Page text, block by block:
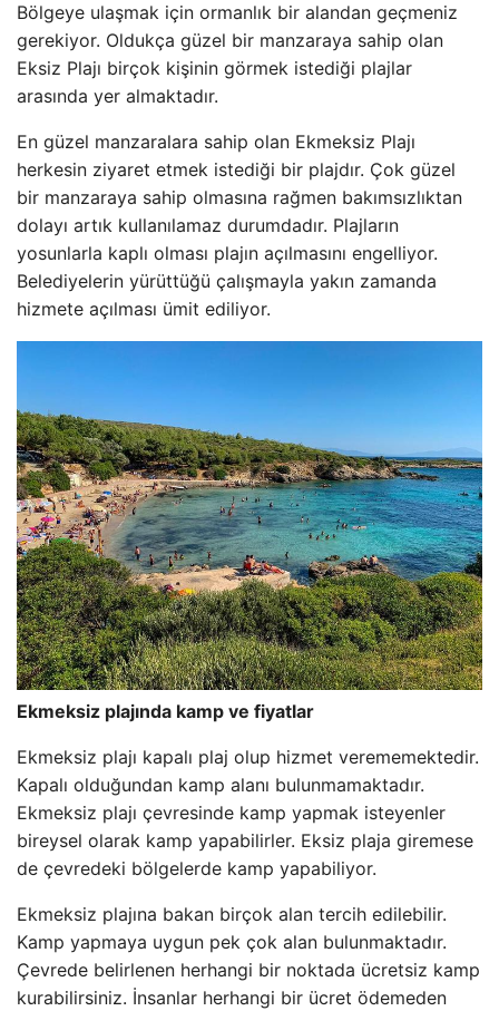
Bölgeye ulaşmak için ormanlık bir alandan geçmeniz
gerekiyor. Oldukça güzel bir manzaraya sahip olan
Eksiz Plajı birçok kişinin görmek istediği plajlar
arasında yer almaktadır.
En güzel manzaralara sahip olan Ekmeksiz Plajı
herkesin ziyaret etmek istediği bir plajdır. Çok güzel
bir manzaraya sahip olmasına rağmen bakımsızlıktan
dolayı artık kullanılamaz durumdadır. Plajların
yosunlarla kaplı olması plajın açılmasını engelliyor.
Belediyelerin yürüttüğü çalışmayla yakın zamanda
hizmete açılması ümit ediliyor.
Ekmeksiz plajında ​​kamp ve fiyatlar
Ekmeksiz plajı kapalı plaj olup hizmet verememektedir.
Kapalı olduğundan kamp alanı bulunmamaktadır.
Ekmeksiz plajı çevresinde kamp yapmak isteyenler
bireysel olarak kamp yapabilirler. Eksiz plaja giremese
de çevredeki bölgelerde kamp yapabiliyor.
Ekmeksiz plajına bakan birçok alan tercih edilebilir.
Kamp yapmaya uygun pek çok alan bulunmaktadır.
Çevrede belirlenen herhangi bir noktada ücretsiz kamp
kurabilirsiniz. İnsanlar herhangi bir ücret ödemeden